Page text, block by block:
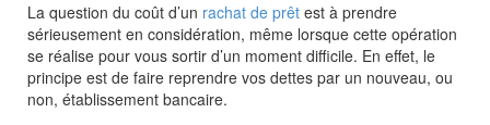
La question du coût d’un rachat de prêt est à prendre
sérieusement en considération, même lorsque cette opération
se réalise pour vous sortir d’un moment difficile. En effet, le
principe est de faire reprendre vos dettes par un nouveau, ou
non, établissement bancaire.